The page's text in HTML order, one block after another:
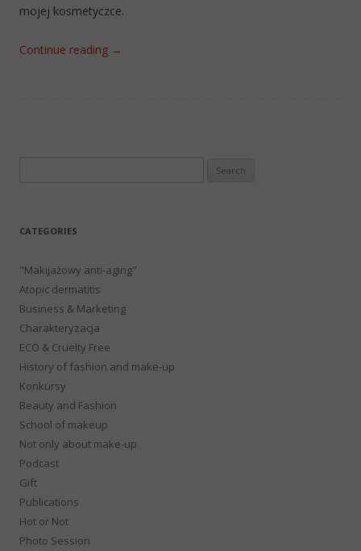
mojej kosmetyczce.
Continue reading →
CATEGORIES
"Makijażowy anti-aging"
Atopic dermatitis
Business & Marketing
Charakteryzacja
ECO & Cruelty Free
History of fashion and make-up
Konkursy
Beauty and Fashion
School of makeup
Not only about make-up
Podcast
Gift
Publications
Hot or Not
Photo Session